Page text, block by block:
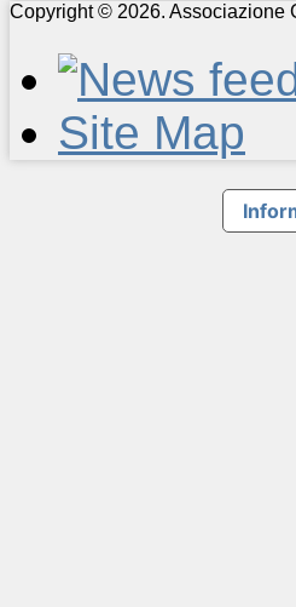
Copyright © 2026. Associazione
Site Map